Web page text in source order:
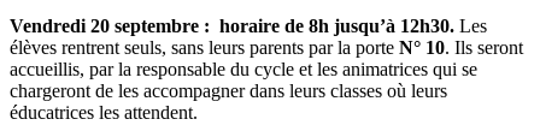
Vendredi 20 septembre : horaire de 8h jusqu’à 12h30. Les
élèves rentrent seuls, sans leurs parents par la porte N° 10. Ils seront
accueillis, par la responsable du cycle et les animatrices qui se
chargeront de les accompagner dans leurs classes où leurs
éducatrices les attendent.